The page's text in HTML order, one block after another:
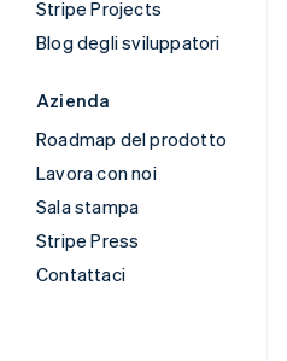
Stripe Projects
Blog degli sviluppatori
Azienda
Roadmap del prodotto
Lavora con noi
Sala stampa
Stripe Press
Contattaci